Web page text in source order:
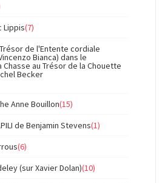
Lippis(7)
Trésor de l'Entente cordiale
Bianca) dans le
au Trésor de la Chouette
Becker
Anne Bouillon(15)
de Benjamin Stevens(1)
(6)
(sur Xavier Dolan)(10)